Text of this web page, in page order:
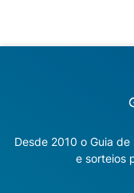
Desde 2010 o Guia
e sorteios